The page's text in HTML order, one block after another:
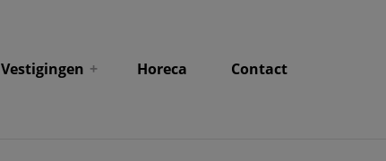
Vestigingen Horeca Contact